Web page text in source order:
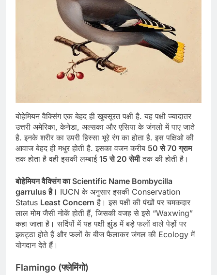
बोहेमियन वैक्सिंग एक बेहद ही खुबसूरत पक्षी है. यह पक्षी ज्यादातर
उत्तरी अमेरिका, केनेडा, अल्सका और एसिया के जंगलो में पाए जाते
है. इनके शरीर का उपरी हिस्सा भूरे रंग का होता है. इस पक्षिओ की
आवाज बेहद ही मधुर होती है. इसका वजन करीब 50 से 70 ग्राम
तक होता है वही इसकी लम्बाई 15 से 20 सेमीतक की होती है।
बोहेमियन वैक्सिंग का Scientific Name Bombycilla
garrulus है। IUCN के अनुसार इसकी Conservation
Status Least Concern है। इस पक्षी की पंखों पर चमकदार
लाल मोम जैसी नोकें होती हैं, जिसकी वजह से इसे “Waxwing”
कहा जाता है। सर्दियों में यह पक्षी झुंड में बड़े फलों वाले पेड़ों पर
इकट्ठा होते हैं और फलों के बीज फैलाकर जंगल की Ecology में
योगदान देते हैं।
Flamingo (फ्लेमिंगो)